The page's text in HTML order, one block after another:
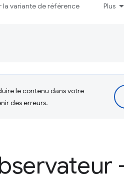
la variante de référence Plus
le contenu dans votre
des erreurs.